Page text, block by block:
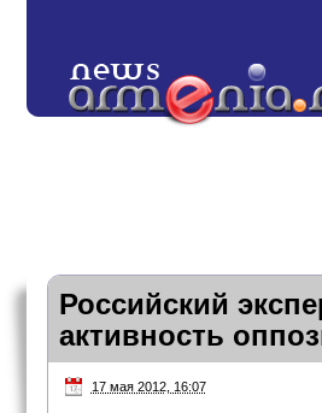
Российский
активность
17 мая 2012, 16:07